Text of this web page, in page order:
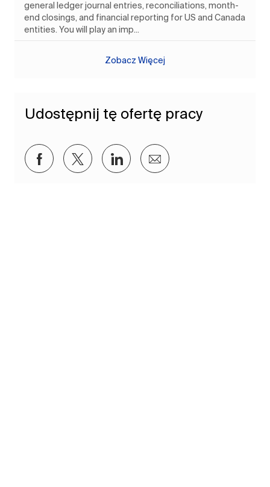
general ledger journal entries, reconciliations, month-
end closings, and financial reporting for US and Canada
entities. You will play an imp...
Zobacz Więcej
Udostępnij tę ofertę pracy
Udostępnij przez Facebook
Udostępnij przez twitter
Udostępnij przez LinkedIn
Udostępnij przez